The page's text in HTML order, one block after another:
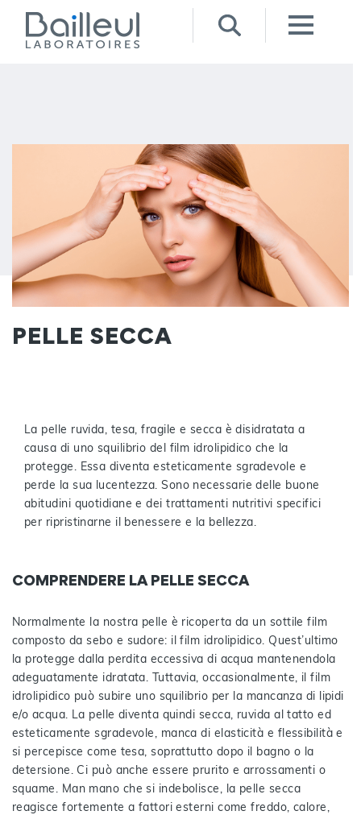
PELLE SECCA
La pelle ruvida, tesa, fragile e secca è disidratata a
causa di uno squilibrio del film idrolipidico che la
protegge. Essa diventa esteticamente sgradevole e
perde la sua lucentezza. Sono necessarie delle buone
abitudini quotidiane e dei trattamenti nutritivi specifici
per ripristinarne il benessere e la bellezza.
COMPRENDERE LA PELLE SECCA
Normalmente la nostra pelle è ricoperta da un sottile film
composto da sebo e sudore: il film idrolipidico. Quest’ultimo
la protegge dalla perdita eccessiva di acqua mantenendola
adeguatamente idratata. Tuttavia, occasionalmente, il film
idrolipidico può subire uno squilibrio per la mancanza di lipidi
e/o acqua. La pelle diventa quindi secca, ruvida al tatto ed
esteticamente sgradevole, manca di elasticità e flessibilità e
si percepisce come tesa, soprattutto dopo il bagno o la
detersione. Ci può anche essere prurito e arrossamenti o
squame. Man mano che si indebolisce, la pelle secca
reagisce fortemente a fattori esterni come freddo, calore,